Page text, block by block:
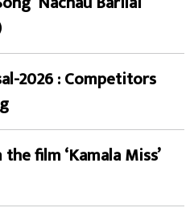
2026 : Competitors
film ‘Kamala Miss’